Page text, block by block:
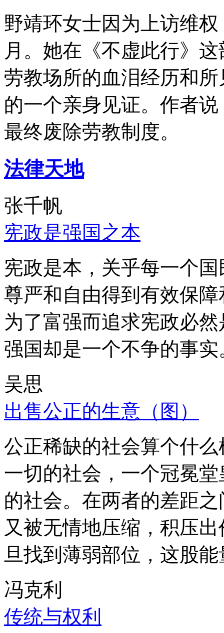
野靖环女士因为上访维
月。她在《不虚此行》
劳教场所的血泪经历和
的一个亲身见证。作者
最终废除劳教制度。
法律天地
张千帆
宪政是强国之本
宪政是本，关乎每一个
尊严和自由得到有效保
为了富强而追求宪政必
强国却是一个不争的事实
吴思
出售公正的生意（图）
公正稀缺的社会算个什
一切的社会，一个冠冕
的社会。在两者的差距
又被无情地压缩，积压
旦找到薄弱部位，这股
冯克利
传统与权利